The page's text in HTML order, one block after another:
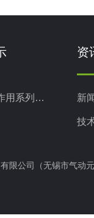
10DA-双作用系列气动执行器
资
新
技
限公司（无锡市气